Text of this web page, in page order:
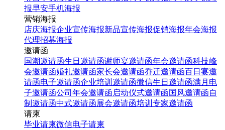
报早安手机海报
营销海报
店庆海报企业宣传海报新品宣传海报促销海报年会海报
代理招募海报
邀请函
国潮邀请函生日邀请函谢师宴邀请函年会邀请函科技峰
会邀请函婚礼邀请函家长会邀请函乔迁邀请函百日宴邀
请函电子邀请函企业培训邀请函微信生日邀请函满月电
子邀请函公司年会邀请函 启动仪式邀请函国风邀请函自
制邀请函中式邀请函展会邀请函培训专家邀请函
请柬
毕业请柬微信电子请柬